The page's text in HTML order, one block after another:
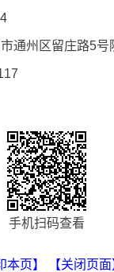
通州区留庄路5号
手机扫码查看
本页】 【关闭页面